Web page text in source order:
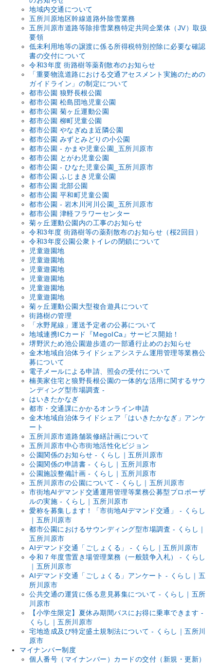
地域内交通について
五所川原地区幹線道路外除雪業務
五所川原市道路等除排雪業務特定共同企業体（JV）取扱
要領
低未利用地等の譲渡に係る所得税特別控除に必要な確認
書の交付について
令和3年度 街路樹等薬剤散布のお知らせ
「重要物流道路における交通アセスメント実施のための
ガイドライン」の制定について
都市公園 狼野長根公園
都市公園 松島団地児­童公園
都市公園 菊ヶ丘運動公園
都市公園 柳町児童公­園
都市公園 やなぎぬま­近隣公園
都市公園 みずとみど­りの小公園
都市公園 - かまや児童公園_五所川原市
都市公園 とがわ児童公園
都市公園 - ひなた児童公園_五所川原市
都市公園 ふじまき児­童公園
都市公園 北部公園
都市公園 平和町児童公園
都市公園 - 岩木川河川公園_五所川原市
都市公園 津軽フラワーセンター
菊ヶ丘運動公園内の工事のお知らせ
令和3年度 街路樹等の薬剤散布のお知らせ（桜2回目）
令和3年度公園公衆トイレの閉鎖について
児童遊園地
児童遊園地
児童遊園地
児童遊園地
児童遊園地
児童遊園地
菊ヶ丘運動公園大型複合遊具について
街路樹の管理
「水野尾線」運送予定者の公募について
地域連携ICカード『MegoICa』サービス開始！
堺野沢ため池公園遊歩道の一部通行止めのお知らせ
金木地域自治体ライドシェアシステム運用管理等業務公
募について
電子メールによる申請、照会の受付について
楠美家住宅と狼野長根公園の一体的な活用に関するサウ
ンディング型市場調査 -
はいきたかなぎ
都市・交通課にかかるオンライン申請
金木地域自治体ライドシェア「はいきたかなぎ」アンケ
ート
五所川原市道路舗装修繕計画について
五所川原市中心市街地活性化ビジョン
公園関係のお知らせ - くらし｜五所川原市
公園関係の申請書 - くらし｜五所川原市
公園施設整備計画 - くらし｜五所川原市
五所川原市の公園について - くらし｜五所川原市
市街地AIデマンド交通運用管理等業務公募型プロポーザ
ルの実施 - くらし｜五所川原市
愛称を募集します！「市街地AIデマンド交通」 - くらし
｜五所川原市
都市公園におけるサウンディング型市場調査 - くらし｜
五所川原市
AIデマンド交通「ごしょくる」 - くらし｜五所川原市
令和７年度雪置き場管理業務（一般競争入札） - くらし
｜五所川原市
AIデマンド交通「ごしょくる」アンケート - くらし｜五
所川原市
公共交通の運賃に係る意見募集について - くらし｜五所
川原市
【小学生限定】夏休み期間バスにお得に乗車できます -
くらし｜五所川原市
宅地造成及び特定盛土規制法について - くらし｜五所川
原市
マイナンバー制度
個人番号（マイナンバー）カードの交付（新規・更新）